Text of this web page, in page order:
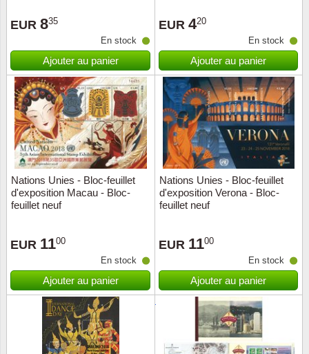
EUR 835
En stock
Ajouter au panier
EUR 420
En stock
Ajouter au panier
Nations Unies - Bloc-feuillet
d'exposition Macau - Bloc-
feuillet neuf
EUR 1100
En stock
Ajouter au panier
Nations Unies - Bloc-feuillet
d'exposition Verona - Bloc-
feuillet neuf
EUR 1100
En stock
Ajouter au panier
Saint-
Sport
Turquie